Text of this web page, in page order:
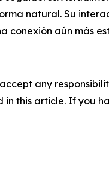
natural. Su
aún más
any
this article. If you